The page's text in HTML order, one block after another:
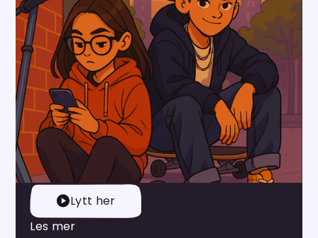
Alder10+
Milo og Mina
Vi følger Milo og Mina, to bestevenner i småbyen
Skrangleby. I hverdagen møter de
samfunnsutfordringer som fake news,
konspirasjonsteorier, miljøvern og kunstig
intelligens. Fortellingene skildrer krevende temaer
på en engasjerende måte – og tar barn på alvor.
Lytt her
Les mer